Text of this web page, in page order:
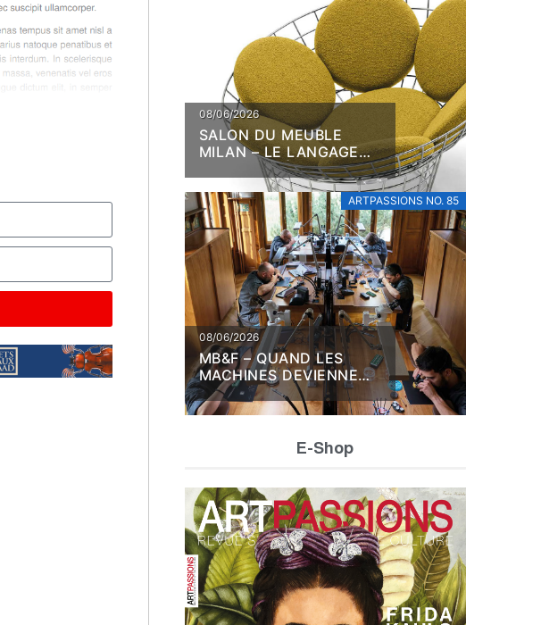
08/06/2026
SALON DU MEUBLE
MILAN – LE LANGAGE
DE LA MATIÈRE
ARTPASSIONS NO. 85
08/06/2026
MB&F – QUAND LES
MACHINES DEVIENNENT
ŒUVRES
E-Shop